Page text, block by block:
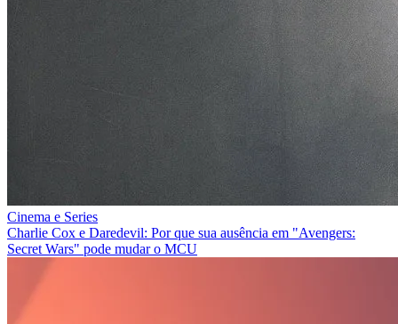
Cinema e Series
Charlie Cox e Daredevil: Por que sua ausência em "Avengers:
Secret Wars" pode mudar o MCU